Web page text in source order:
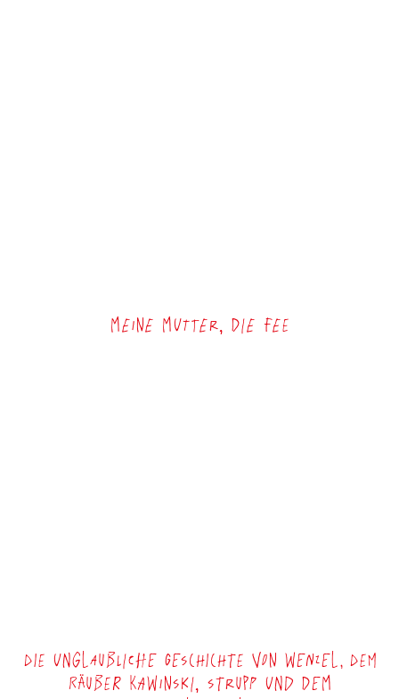
Meine Mutter, die Fee
Die unglaubliche Geschichte von Wenzel, dem
Räuber Kawinski, Strupp und dem